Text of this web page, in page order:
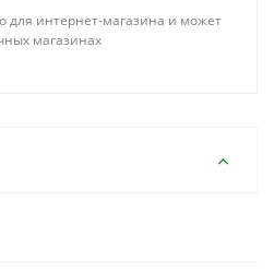
для интернет-магазина и может
магазинах